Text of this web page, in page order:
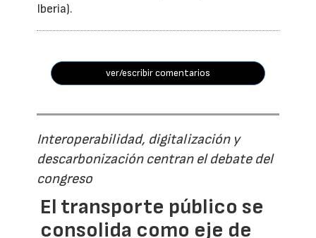
Iberia).
ver/escribir comentarios
Interoperabilidad, digitalización y
descarbonización centran el debate del
congreso
El transporte público se
consolida como eje de